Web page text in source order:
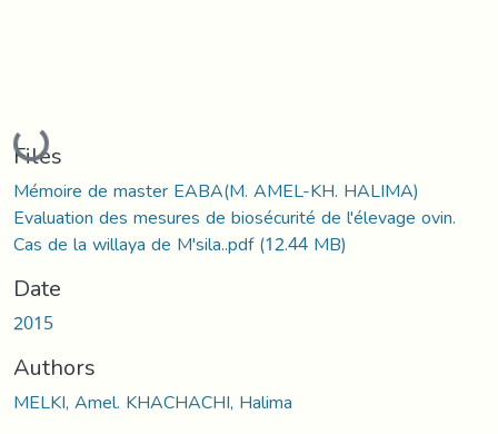
Loading...
Files
Mémoire de master EABA(M. AMEL-KH. HALIMA)
Evaluation des mesures de biosécurité de l'élevage ovin.
Cas de la willaya de M'sila..pdf(12.44 MB)
Date
2015
Authors
MELKI, Amel. KHACHACHI, Halima